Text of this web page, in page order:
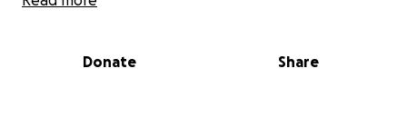
(Schilddrüsenüberfunktion) beschert hat und ich
Donate Share